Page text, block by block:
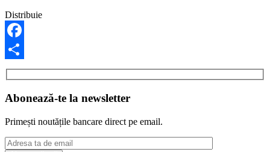
Distribuie
Facebook
Share
Abonează-te la newsletter
Primești noutățile bancare direct pe email.